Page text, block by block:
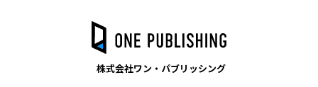
株式会社ワン・パブリッシング